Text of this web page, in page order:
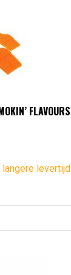
FLAVOURS
levertijd